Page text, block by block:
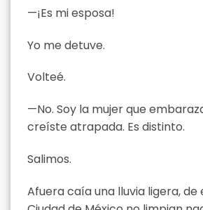
—¡Es mi esposa!
Yo me detuve.
Volteé.
—No. Soy la mujer que
creíste atrapada. Es distinto.
Salimos.
Afuera caía una lluvia ligera, de